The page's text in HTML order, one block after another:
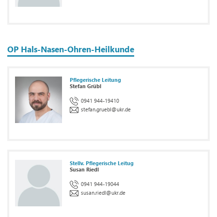
OP Hals-Nasen-Ohren-Heilkunde
Pflegerische Leitung
Stefan Grübl
0941 944-19410
stefan.gruebl@ukr.de
Stellv. Pflegerische Leitug
Susan Riedl
0941 944-19044
susan.riedl@ukr.de